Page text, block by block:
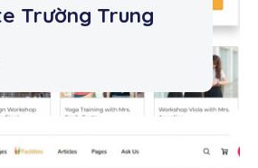
Trường Trung